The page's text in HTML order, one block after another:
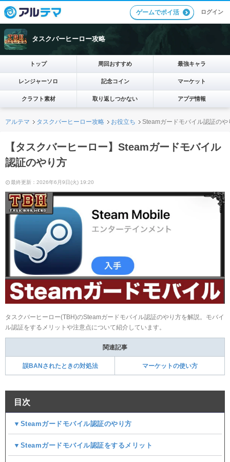
ゲームでポイ活 ログイン
タスクバーヒーロー攻略
トップ 周回おすすめ 最強キャラ
レンジャーソロ 記念コイン マーケット
クラフト素材 取り返しつかない アプデ情報
アルテマ タスクバーヒーロー攻略 お役立ち Steamガードモバイル認証のや
【タスクバーヒーロー】Steamガードモバイル
認証のやり方
最終更新：2026年6月9日(火) 19:20
タスクバーヒーロー(TBH)のSteamガードモバイル認証のやり方を解説。モバイ
ル認証をするメリットや注意点について紹介しています。
関連記事
誤BANされたときの対処法 マーケットの使い方
目次
▼Steamガードモバイル認証のやり方
▼Steamガードモバイル認証をするメリット